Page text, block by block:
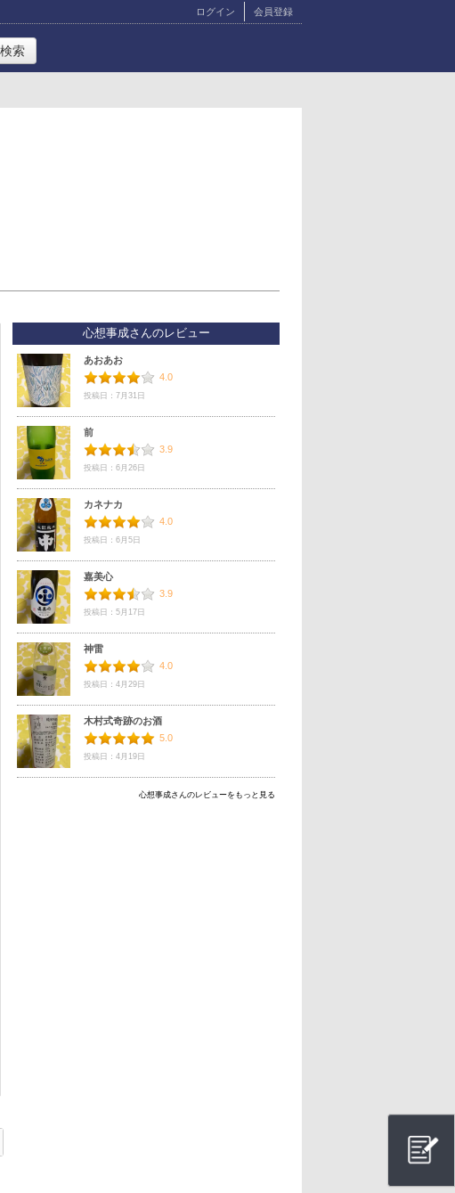
ログイン 会員登録
心想事成さんのレビュー
あおあお
4.0
投稿日：7月31日
前
3.9
投稿日：6月26日
カネナカ
4.0
投稿日：6月5日
嘉美心
3.9
投稿日：5月17日
神雷
4.0
投稿日：4月29日
木村式奇跡のお酒
5.0
投稿日：4月19日
心想事成さんのレビューをもっと見る